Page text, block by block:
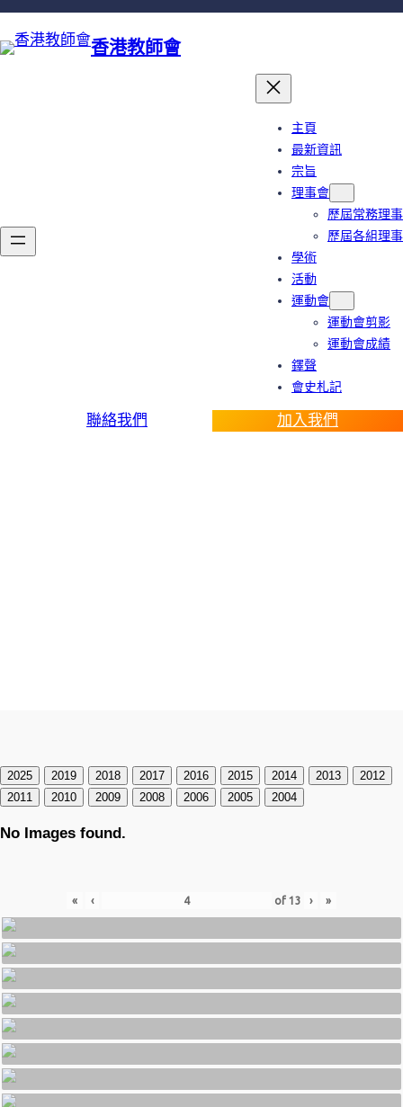
跳
主
香港教師會
主頁
最新資訊
宗旨
理事會
歷屆常務理事
歷屆各組理事
學術
活動
運動會
運動會剪影
運動會成績
鐸聲
會史札記
聯絡我們 加入我們
2025 2019 2018 2017 2016 2015 2014 2013
2012
2011
2010 2009 2008 2006 2005 2004
No Images found.
« ‹ of 13 › »